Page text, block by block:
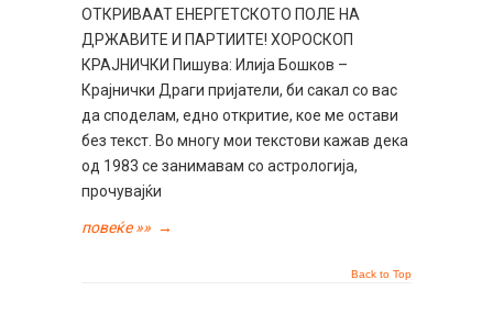
ОТКРИВААТ ЕНЕРГЕТСКОТО ПОЛЕ НА
ДРЖАВИТЕ И ПАРТИИТЕ! ХОРОСКОП
КРАЈНИЧКИ Пишува: Илија Бошков –
Крајнички Драги пријатели, би сакал со вас
да споделам, едно откритие, кое ме остави
без текст. Во многу мои текстови кажав дека
од 1983 се занимавам со астрологија,
прочувајќи
повеќе »» →
Back to Top